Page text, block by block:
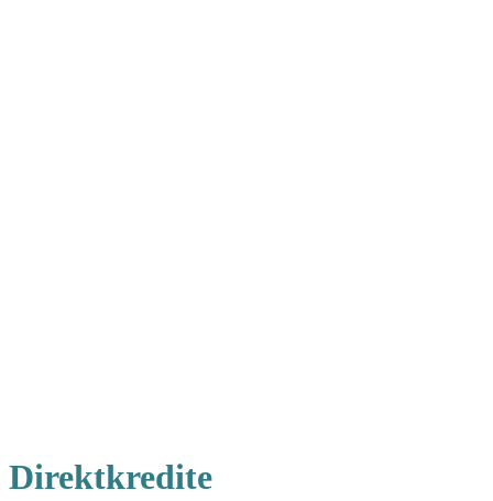
Direktkredite